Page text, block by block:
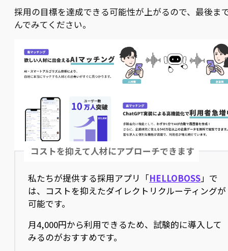
採用の目標を達成できる可能性が上がるので、最後ま
んでみてください。
コストを抑えて人材にアプローチできます
私たちが提供する採用アプリ「HELLOBOSS」で
は、コストを抑えたダイレクトリクルーティングが
可能です。
月4,000円から利用できるため、試験的に導入して
みるのがおすすめです。